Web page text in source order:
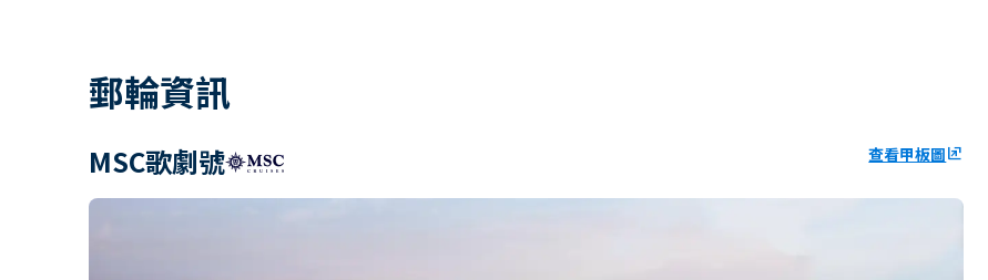
郵輪資訊
MSC歌劇號 查看甲板圖ungroup